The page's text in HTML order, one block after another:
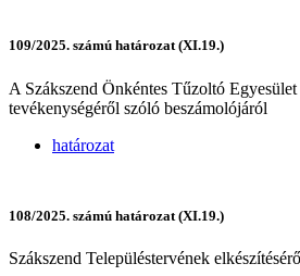
109/2025. számú határozat (XI.19.)
A Szákszend Önkéntes Tűzoltó
tevékenységéről szóló beszámolójáról
határozat
108/2025. számú határozat (XI.19.)
Szákszend Településtervének